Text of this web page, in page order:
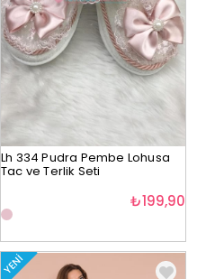
Lh 334 Pudra Pembe Lohusa
Tac ve Terlik Seti
₺199,90
YENI